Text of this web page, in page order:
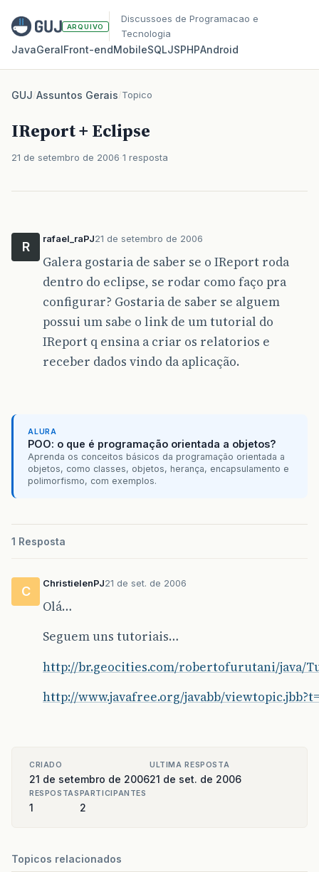
ARQUIVO
Discussoes de Programacao e
Tecnologia
JavaGeralFront‑endMobileSQLJSPHPAndroid
GUJ/Assuntos Gerais/Topico
IReport + Eclipse
21 de setembro de 2006 1 resposta
R
rafael_raPJ21 de setembro de 2006
Galera gostaria de saber se o IReport roda
dentro do eclipse, se rodar como faço pra
configurar? Gostaria de saber se alguem
possui um sabe o link de um tutorial do
IReport q ensina a criar os relatorios e
receber dados vindo da aplicação.
ALURA
POO: o que é programação orientada a objetos?
Aprenda os conceitos básicos da programação orientada a
objetos, como classes, objetos, herança, encapsulamento e
polimorfismo, com exemplos.
1 Resposta
C
ChristielenPJ21 de set. de 2006
Olá…
Seguem uns tutoriais…
http://br.geocities.com/robertofurutani/java/
http://www.javafree.org/javabb/
CRIADO
21 de setembro de 2006
ULTIMA RESPOSTA
21 de set. de 2006
RESPOSTAS
1
PARTICIPANTES
2
Topicos relacionados